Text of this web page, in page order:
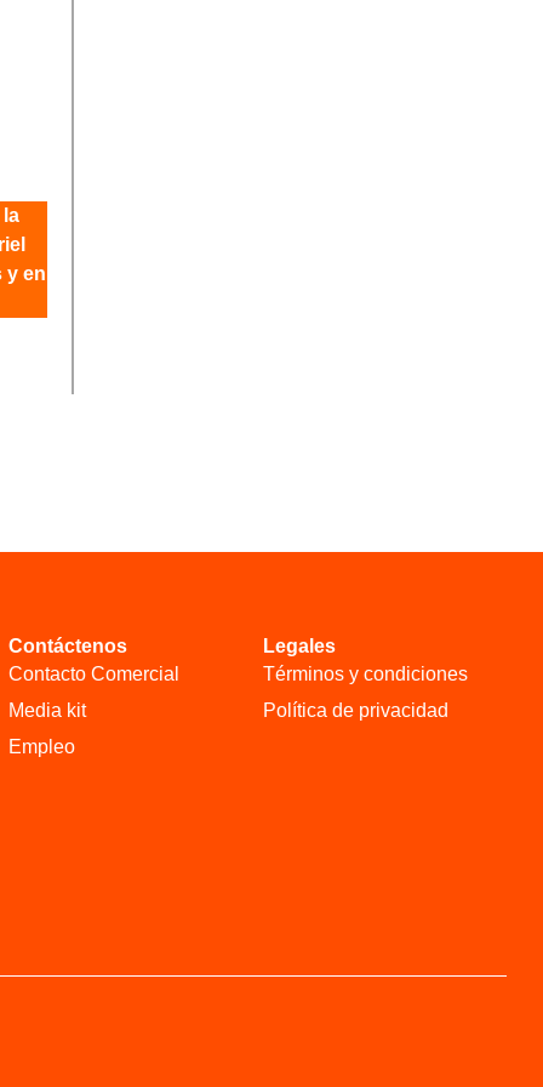
la
y en
Contáctenos
Contacto Comercial
Media kit
Empleo
Legales
Términos y condiciones
Política de privacidad